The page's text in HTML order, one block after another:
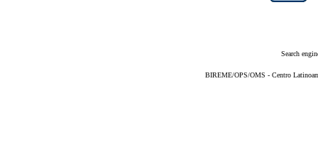
Search
BIREME/OPS/OMS - Centro